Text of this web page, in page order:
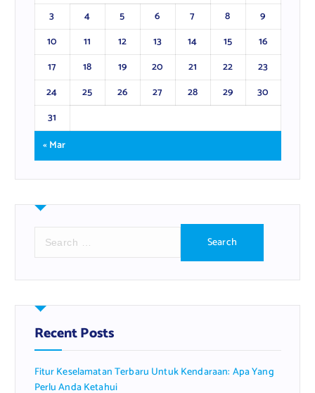
3
4 5 6 7 8
9
10
11 12 13 14 15
16
17
18 19 20 21 22
23
24
25 26 27 28 29
30
31
« Mar
r
h
f
o
:
Recent Posts
Fitur Keselamatan Terbaru Untuk Kendaraan: Apa Yang
Perlu Anda Ketahui